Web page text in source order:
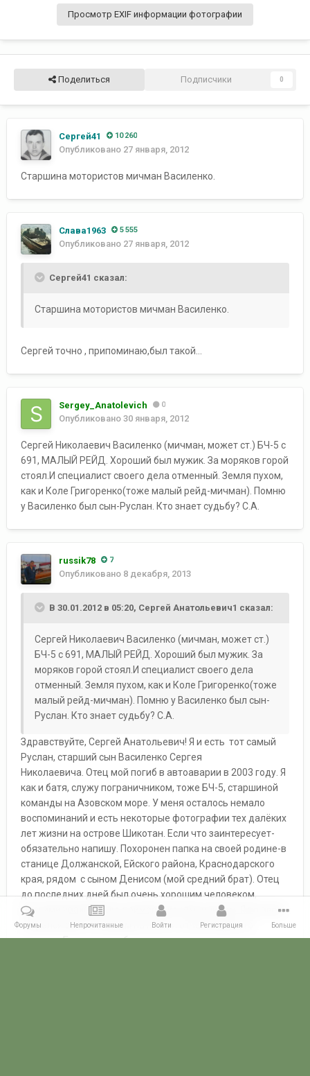
Просмотр EXIF информации фотографии
Поделиться Подписчики 0
Сергей41 10 260
Опубликовано 27 января, 2012
Старшина мотористов мичман Василенко.
Слава1963 5 555
Опубликовано 27 января, 2012
Сергей41 сказал:
Старшина мотористов мичман Василенко.
Сергей точно , припоминаю,был такой...
Sergey_Anatolevich 0
Опубликовано 30 января, 2012
Сергей Николаевич Василенко (мичман, может ст.) БЧ-5 с
691, МАЛЫЙ РЕЙД. Хороший был мужик. За моряков горой
стоял.И специалист своего дела отменный. Земля пухом,
как и Коле Григоренко(тоже малый рейд-мичман). Помню
у Василенко был сын-Руслан. Кто знает судьбу? С.А.
russik78 7
Опубликовано 8 декабря, 2013
В 30.01.2012 в 05:20, Сергей Анатольевич1 сказал:
Сергей Николаевич Василенко (мичман, может ст.)
БЧ-5 с 691, МАЛЫЙ РЕЙД. Хороший был мужик. За
моряков горой стоял.И специалист своего дела
отменный. Земля пухом, как и Коле Григоренко(тоже
малый рейд-мичман). Помню у Василенко был сын-
Руслан. Кто знает судьбу? С.А.
Здравствуйте, Сергей Анатольевич! Я и есть тот самый
Руслан, старший сын Василенко Сергея
Николаевича. Отец мой погиб в автоаварии в 2003 году. Я
как и батя, служу пограничником, тоже БЧ-5, старшиной
команды на Азовском море. У меня осталось немало
воспоминаний и есть некоторые фотографии тех далёких
лет жизни на острове Шикотан. Если что заинтересует-
обязательно напишу. Похоронен папка на своей родине-в
станице Должанской, Ейского района, Краснодарского
края, рядом с сыном Денисом (мой средний брат). Отец
до последних дней был очень хорошим человеком,
многими уважаемым, примерным семьянином. Я во всём
старался быть похожим на него, и отчасти мне это
удалось. Буду рад пообщаться с сослуживцами моего
Форумы Непрочитанные Войти Регистрация Больше